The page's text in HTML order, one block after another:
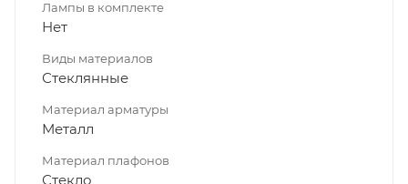
Лампы в комплекте
Нет
Виды материалов
Стеклянные
Материал арматуры
Металл
Материал плафонов
Стекло